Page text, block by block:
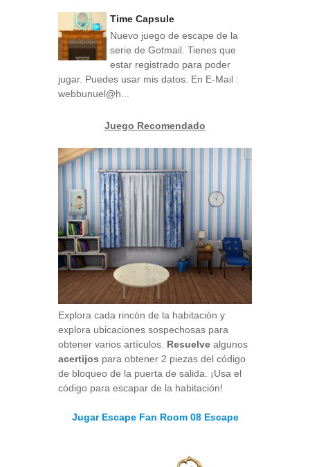
Time Capsule
Nuevo juego de escape de la
serie de Gotmail. Tienes que
estar registrado para poder
jugar. Puedes usar mis datos. En E-Mail :
webbunuel@h...
Juego Recomendado
Explora cada rincón de la habitación y
explora ubicaciones sospechosas para
obtener varios artículos. Resuelve algunos
acertijos para obtener 2 piezas del código
de bloqueo de la puerta de salida. ¡Usa el
código para escapar de la habitación!
Jugar Escape Fan Room 08 Escape